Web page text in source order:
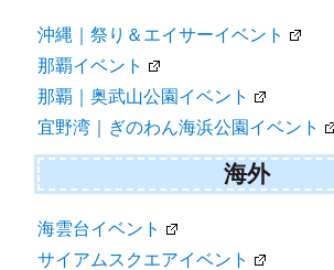
沖縄｜祭り＆エイサーイベント
那覇イベント
那覇｜奥武山公園イベント
宜野湾｜ぎのわん海浜公園イベント
海外
海雲台イベント
サイアムスクエアイベント